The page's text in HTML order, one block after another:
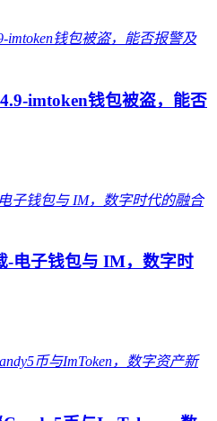
imtoken钱包被盗，能否
-电子钱包与 IM，数字时